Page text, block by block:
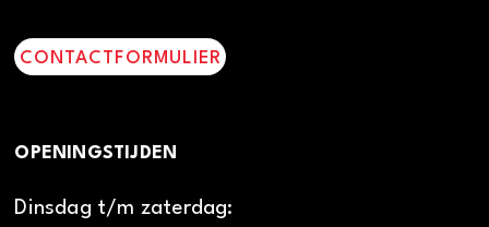
CONTACTFORMULIER
OPENINGSTIJDEN
Dinsdag t/m zaterdag: